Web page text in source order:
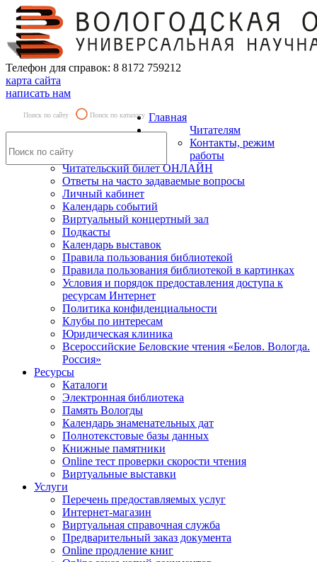
Телефон для справок: 8 8172 759212
карта сайта
написать нам
Поиск по сайту Поиск по каталогу Главная
Читателям
Контакты, режим
работы
Читательский билет ОНЛАЙН
Ответы на часто задаваемые вопросы
Личный кабинет
Календарь событий
Виртуальный концертный зал
Подкасты
Календарь выставок
Правила пользования библиотекой
Правила пользования библиотекой в картинках
Условия и порядок предоставления доступа к
ресурсам Интернет
Политика конфиденциальности
Клубы по интересам
Юридическая клиника
Всероссийские Беловские чтения «Белов. Вологда.
Россия»
Ресурсы
Каталоги
Электронная библиотека
Память Вологды
Календарь знаменательных дат
Полнотекстовые базы данных
Книжные памятники
Online тест проверки скорости чтения
Виртуальные выставки
Услуги
Перечень предоставляемых услуг
Интернет-магазин
Виртуальная справочная служба
Предварительный заказ документа
Online продление книг